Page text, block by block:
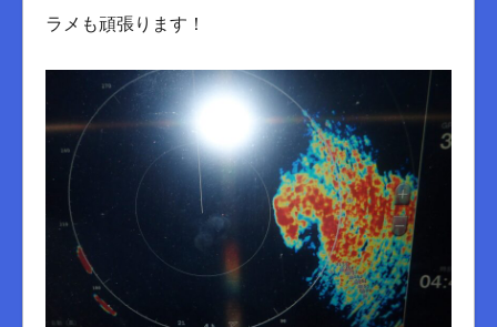
ラメも頑張ります！